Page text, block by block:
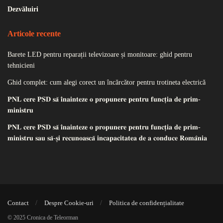
Dezvăluiri
Articole recente
Barete LED pentru reparații televizoare și monitoare: ghid pentru
tehnicieni
Ghid complet: cum alegi corect un încărcător pentru trotineta electrică
𝐏𝐍𝐋 𝐜𝐞𝐫𝐞 𝐏𝐒𝐃 𝐬𝐚̆ 𝐢̂𝐧𝐚𝐢𝐧𝐭𝐞𝐳𝐞 𝐨 𝐩𝐫𝐨𝐩𝐮𝐧𝐞𝐫𝐞 𝐩𝐞𝐧𝐭𝐫𝐮 𝐟𝐮𝐧𝐜𝐭̦𝐢𝐚 𝐝𝐞 𝐩𝐫𝐢𝐦-
𝐦𝐢𝐧𝐢𝐬𝐭𝐫𝐮
𝐏𝐍𝐋 𝐜𝐞𝐫𝐞 𝐏𝐒𝐃 𝐬𝐚̆ 𝐢̂𝐧𝐚𝐢𝐧𝐭𝐞𝐳𝐞 𝐨 𝐩𝐫𝐨𝐩𝐮𝐧𝐞𝐫𝐞 𝐩𝐞𝐧𝐭𝐫𝐮 𝐟𝐮𝐧𝐜𝐭̦𝐢𝐚 𝐝𝐞 𝐩𝐫𝐢𝐦-
𝐦𝐢𝐧𝐢𝐬𝐭𝐫𝐮 𝐬𝐚𝐮 𝐬𝐚̆-𝐬̦𝐢 𝐫𝐞𝐜𝐮𝐧𝐨𝐚𝐬𝐜𝐚̆ 𝐢𝐧𝐜𝐚𝐩𝐚𝐜𝐢𝐭𝐚𝐭𝐞𝐚 𝐝𝐞 𝐚 𝐜𝐨𝐧𝐝𝐮𝐜𝐞 𝐑𝐨𝐦𝐚̂𝐧𝐢𝐚
Contact Despre Cookie-uri Politica de confidențialitate
© 2025 Cronica de Teleorman